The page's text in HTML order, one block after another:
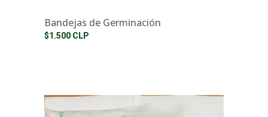
Bandejas de Germinación
$1.500 CLP